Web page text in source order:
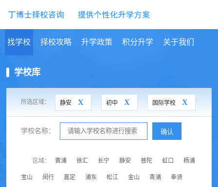
找学校 择校攻略 升学政策 积分升学 关于我们
学校库
所选区域： 静安 X 初中 X 国际学校 X
学校名称： 确认
区域： 黄浦 徐汇 长宁 静安 普陀 虹口 杨浦
宝山 闵行 嘉定 浦东 松江 金山 青浦 奉贤